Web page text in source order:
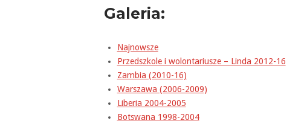
Galeria:
Najnowsze
Przedszkole i wolontariusze – Linda 2012-16
Zambia (2010-16)
Warszawa (2006-2009)
Liberia 2004-2005
Botswana 1998-2004